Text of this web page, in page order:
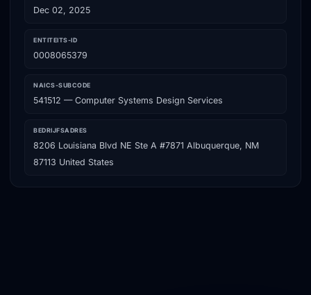
Dec 02, 2025
ENTITEITS-ID
0008065379
NAICS-SUBCODE
541512 — Computer Systems Design Services
BEDRIJFSADRES
8206 Louisiana Blvd NE Ste A #7871 Albuquerque, NM
87113 United States